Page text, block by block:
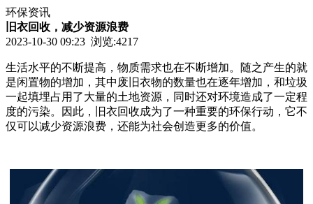
环保资讯
旧衣回收，减少资源浪费
2023-10-30 09:23 浏览:4217
生活水平的不断提高，物质需求也在不断增加。随之产生的就
是闲置物的增加，其中废旧衣物的数量也在逐年增加，和垃圾
一起填埋占用了大量的土地资源，同时还对环境造成了一定程
度的污染。因此，旧衣回收成为了一种重要的环保行动，它不
仅可以减少资源浪费，还能为社会创造更多的价值。